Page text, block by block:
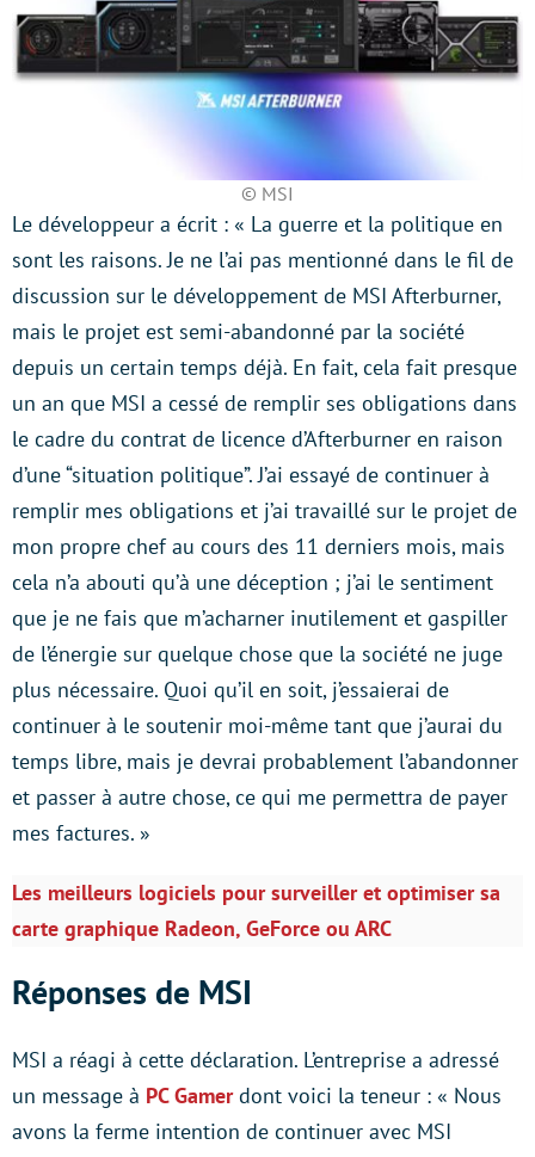
© MSI
Le développeur a écrit : « La guerre et la politique en
sont les raisons. Je ne l’ai pas mentionné dans le fil de
discussion sur le développement de MSI Afterburner,
mais le projet est semi-abandonné par la société
depuis un certain temps déjà. En fait, cela fait presque
un an que MSI a cessé de remplir ses obligations dans
le cadre du contrat de licence d’Afterburner en raison
d’une “situation politique”. J’ai essayé de continuer à
remplir mes obligations et j’ai travaillé sur le projet de
mon propre chef au cours des 11 derniers mois, mais
cela n’a abouti qu’à une déception ; j’ai le sentiment
que je ne fais que m’acharner inutilement et gaspiller
de l’énergie sur quelque chose que la société ne juge
plus nécessaire. Quoi qu’il en soit, j’essaierai de
continuer à le soutenir moi-même tant que j’aurai du
temps libre, mais je devrai probablement l’abandonner
et passer à autre chose, ce qui me permettra de payer
mes factures. »
Les meilleurs logiciels pour surveiller et optimiser sa
carte graphique Radeon, GeForce ou ARC
Réponses de MSI
MSI a réagi à cette déclaration. L’entreprise a adressé
un message à PC Gamerdont voici la teneur : « Nous
avons la ferme intention de continuer avec MSI